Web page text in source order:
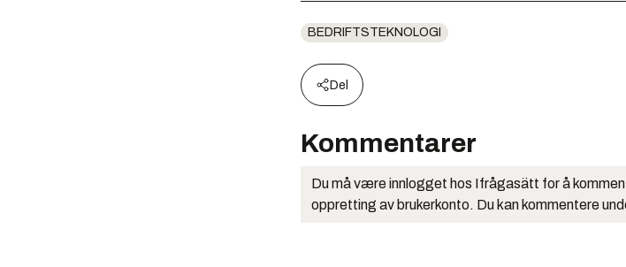
BEDRIFTSTEKNOLOGI
Del
Kommentarer
Du må være innlogget hos Ifrågasätt for å
oppretting av brukerkonto. Du kan kommentere